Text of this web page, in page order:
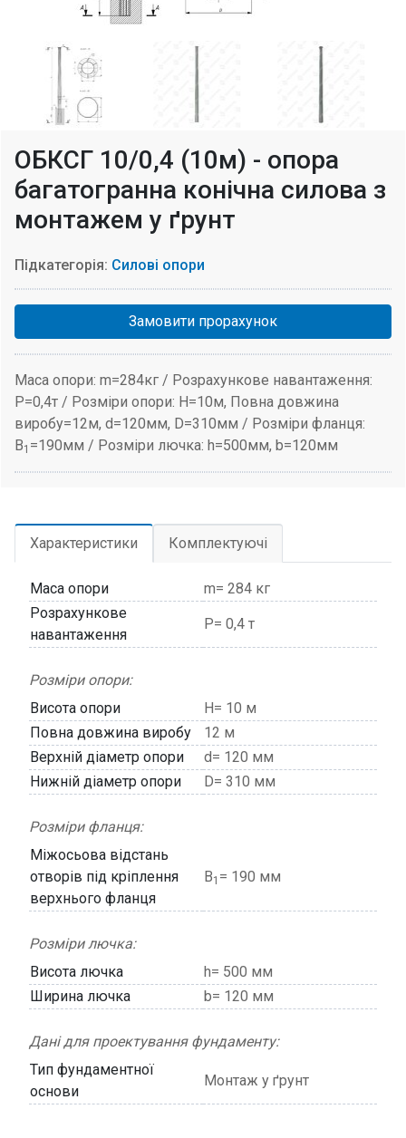
ОБКСГ 10/0,4 (10м) - опора
багатогранна конічна силова з
монтажем у ґрунт
Підкатегорія: Силові опори
Замовити прорахунок
Маса опори: m=284кг / Розрахункове навантаження:
P=0,4т / Розміри опори: H=10м, Повна довжина
виробу=12м, d=120мм, D=310мм / Розміри фланця:
B1 =190мм / Розміри лючка: h=500мм, b=120мм
Характеристики Комплектуючі
Маса опори
m= 284 кг
Розрахункове
навантаження
P= 0,4 т
Розміри опори:
Висота опори
H= 10 м
Повна довжина виробу
12 м
Верхній діаметр опори
d= 120 мм
Нижній діаметр опори
D= 310 мм
Розміри фланця:
Міжосьова відстань
отворів під кріплення
верхнього фланця
В1 = 190 мм
Розміри лючка:
Висота лючка
h= 500 мм
Ширина лючка
b= 120 мм
Дані для проектування фундаменту:
Тип фундаментної
основи
Монтаж у ґрунт